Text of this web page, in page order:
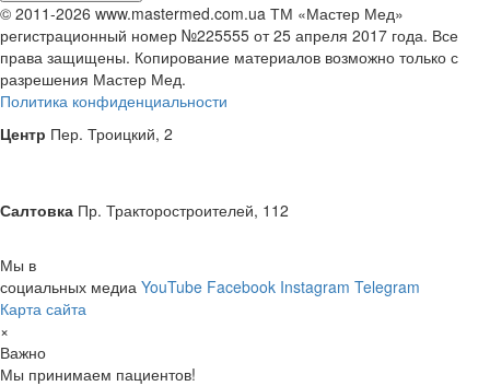
© 2011-2026 www.mastermed.com.ua ТМ «Мастер Мед»
регистрационный номер №225555 от 25 апреля 2017 года. Все
права защищены. Копирование материалов возможно только с
разрешения Мастер Мед.
Политика конфиденциальности
Центр Пер. Троицкий, 2
Салтовка Пр. Тракторостроителей, 112
Мы в
социальных медиа YouTube Facebook Instagram Telegram
Карта сайта
×
Важно
Мы принимаем пациентов!